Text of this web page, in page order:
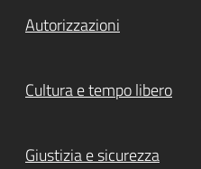
Autorizzazioni
Cultura e tempo libero
Giustizia e sicurezza